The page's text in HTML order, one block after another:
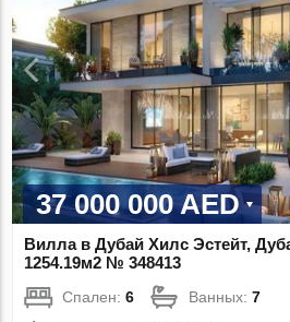
37 000 000 AED
Вилла в Дубай Хилс Эстейт,
1254.19м2 № 348413
Спален:6 Ванных:7